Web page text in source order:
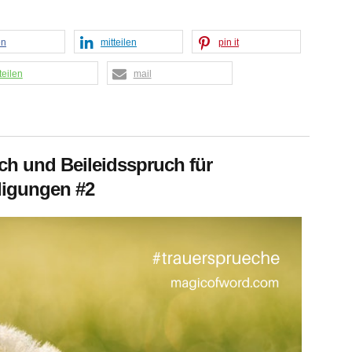
mitteilen pin it
mail
und Beileidsspruch für
#2